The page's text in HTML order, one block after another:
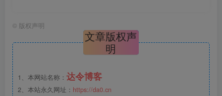
© 版权声明
文章版权声
明
1、本网站名称： 达令博客
2、本站永久网址： https://da0.cn